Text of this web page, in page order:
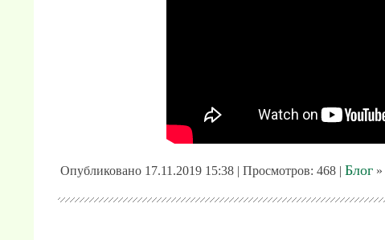
Опубликовано 17.11.2019 15:38 | Просмотров: 468 | Блог »